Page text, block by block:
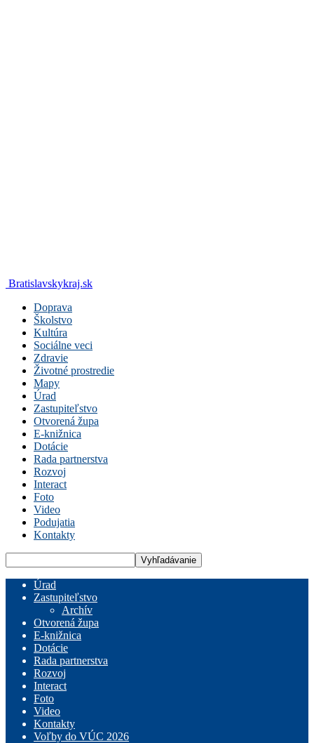
Bratislavskykraj.sk
Doprava
Školstvo
Kultúra
Sociálne veci
Zdravie
Životné prostredie
Mapy
Úrad
Zastupiteľstvo
Otvorená župa
E-knižnica
Dotácie
Rada partnerstva
Rozvoj
Interact
Foto
Video
Podujatia
Kontakty
Úrad
Zastupiteľstvo
Archív
Otvorená župa
E-knižnica
Dotácie
Rada partnerstva
Rozvoj
Interact
Foto
Video
Kontakty
Voľby do VÚC 2026